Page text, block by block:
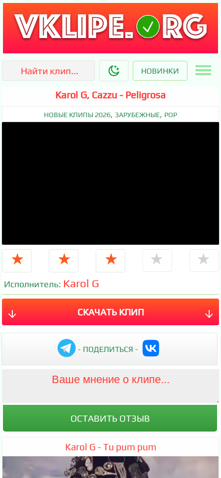
НОВИНКИ
Karol G, Cazzu - Peligrosa
НОВЫЕ КЛИПЫ 2026, ЗАРУБЕЖНЫЕ, POP
★ ★ ★ ★ ★
Исполнитель: Karol G
СКАЧАТЬ КЛИП
- ПОДЕЛИТЬСЯ -
Karol G - Tu pum pum